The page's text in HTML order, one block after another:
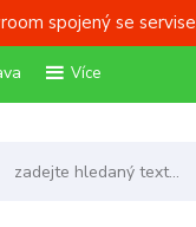
spojený se
Více